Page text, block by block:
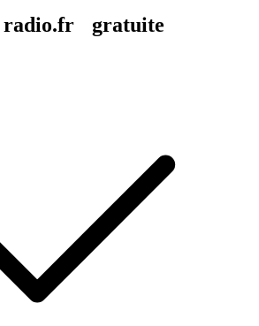
radio.fr gratuite